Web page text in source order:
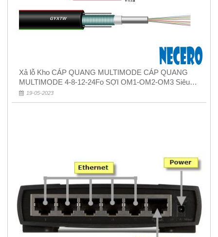
Xả lỗ Kho CÁP QUANG MULTIMODE CÁP QUANG
MULTIMODE 4-8-12-24Fo SỢI OM1-OM2-OM3 Siêu
Rẻ 5k
19-05-2023